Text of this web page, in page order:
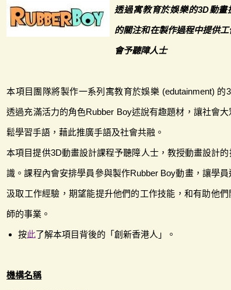
透過寓教育於娛樂的3D動畫
的關注和在製作過程中提供
會予聽障人士
本項目團隊將製作一系列寓教育於娛樂 (edutainment) 的
透過充滿活力的角色Rubber Boy述說有趣題材，讓社會
鬆學習手語，藉此推廣手語及社會共融。
本項目提供3D動畫設計課程予聽障人士，教授動畫設計的
識。課程內會安排學員參與製作Rubber Boy動畫，讓學員
汲取工作經驗，期望能提升他們的工作技能，和有助他們
師的事業。
按此了解本項目背後的「創新香港人」。
機構名稱